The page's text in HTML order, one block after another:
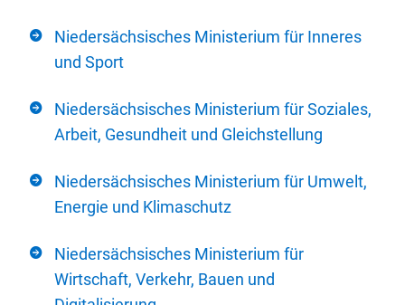
Niedersächsisches Ministerium für Inneres
und Sport
Niedersächsisches Ministerium für Soziales,
Arbeit, Gesundheit und Gleichstellung
Niedersächsisches Ministerium für Umwelt,
Energie und Klimaschutz
Niedersächsisches Ministerium für
Wirtschaft, Verkehr, Bauen und